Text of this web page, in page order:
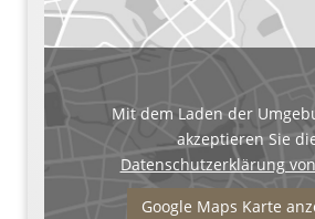
Mit dem Laden der
akzeptieren Sie
Datenschutzerklärung
Google Maps Karte